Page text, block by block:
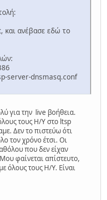
και ανέβασε εδώ το
server-dnsmasq.conf
για την live βοήθεια.
τους Η/Υ στο ltsp
Δεν το πιστεύω ότι
τον χρόνο έτσι. Οι
που δεν είχαν
φαίνεται απίστευτο,
όλους τους Η/Υ. Είναι